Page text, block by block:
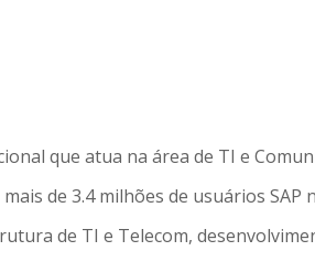
que atua na área de TI e
de 3.4 milhões de usuários SAP
de TI e Telecom,